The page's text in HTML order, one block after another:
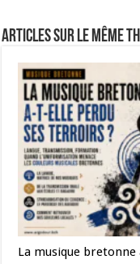
Articles sur le même
La musique